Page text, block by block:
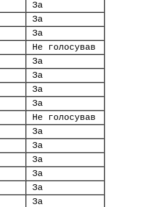
За
За
За
Не голосував
За
За
За
За
Не голосував
За
За
За
За
За
За